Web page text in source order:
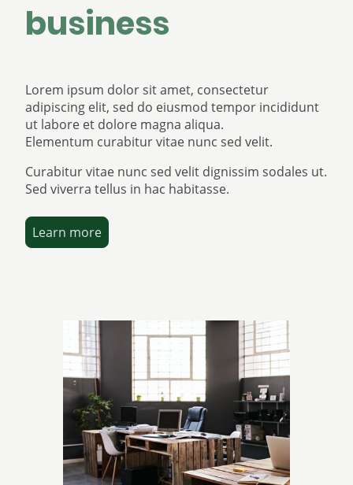
business
Lorem ipsum dolor sit amet, consectetur
adipiscing elit, sed do eiusmod tempor incididunt
ut labore et dolore magna aliqua.
Elementum curabitur vitae nunc sed velit.
Curabitur vitae nunc sed velit dignissim sodales ut.
Sed viverra tellus in hac habitasse.
Learn more